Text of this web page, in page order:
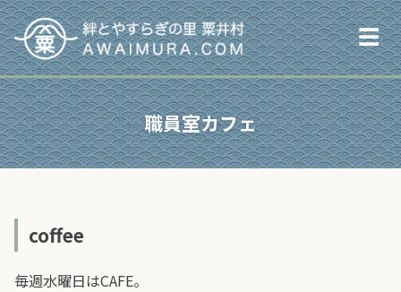
☰
職員室カフェ
coffee
毎週水曜日はCAFE。